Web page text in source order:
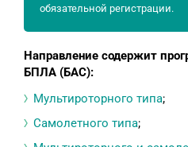
обязательной регистрации.
Направление содержит
БПЛА (БАС):
Мультироторного типа;
Самолетного типа;